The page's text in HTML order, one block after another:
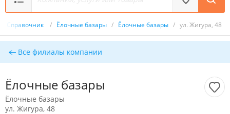
Справочник / Ёлочные базары / Ёлочные базары / ул. Жигура, 48
Все филиалы компании
Ёлочные базары
Ёлочные базары
ул. Жигура, 48